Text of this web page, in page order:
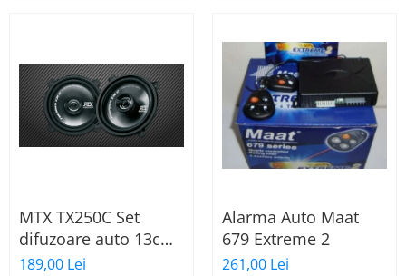
MTX TX250C Set
difuzoare auto 13cm
55W rms, 380W peak
189,00 Lei
Alarma Auto Maat
679 Extreme 2
261,00 Lei